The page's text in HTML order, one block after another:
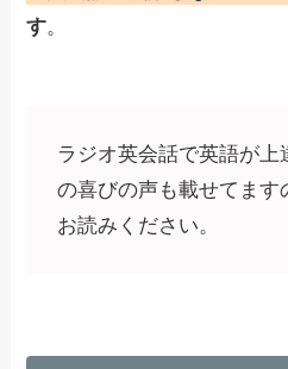
す。
ラジオ英会話で英語が上
の喜びの声も載せてます
お読みください。